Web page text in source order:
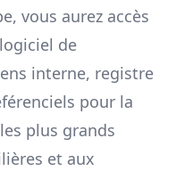
vous aurez accès
de
interne, registre
pour la
plus grands
et aux